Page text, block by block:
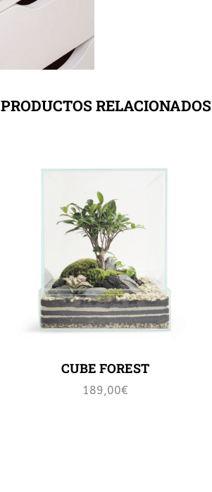
PRODUCTOS RELACIONADOS
CUBE FOREST
189,00€